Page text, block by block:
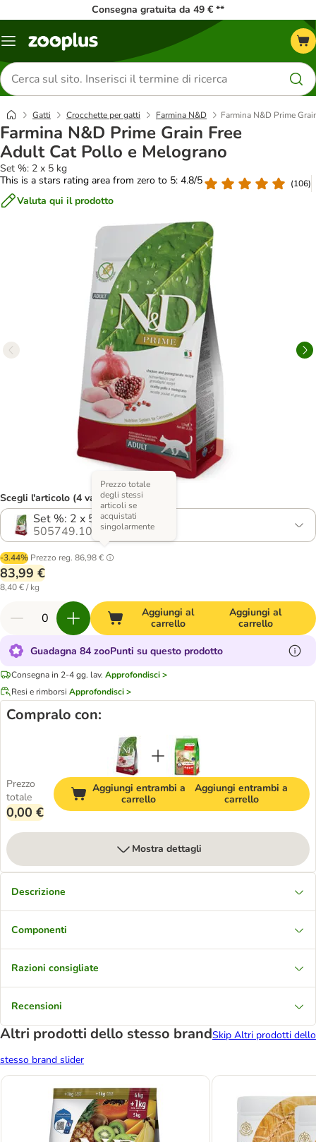
Consegna gratuita da 49 € **
Overview
Cerca
prodotti
Gatti Crocchette per gatti Farmina N&D Farmina N&D Prime
Farmina N&D Prime Grain Free
Adult Cat Pollo e Melograno
Set %: 2 x 5 kg
This is a stars rating area from zero to 5: 4.8/5
(106)
Valuta qui il prodotto
Scegli l'articolo (4 varianti)
Set %: 2 x 5 kg
505749.10
-3.44% Prezzo reg. 86,98 €
Prezzo totale
degli stessi
articoli se
acquistati
singolarmente
83,99 €
8,40 € / kg
Aggiungi al
carrello
Aggiungi al
carrello
Guadagna 84 zooPunti su questo prodotto
Consegna in 2-4 gg. lav. Approfondisci >
Resi e rimborsi Approfondisci >
Compralo con:
Prezzo
totale
0,00 €
Aggiungi entrambi a
carrello
Aggiungi entrambi a
carrello
Mostra dettagli
Descrizione
Componenti
Razioni consigliate
Recensioni
Altri prodotti dello stesso brandSkip Altri prodotti dello
stesso brand slider